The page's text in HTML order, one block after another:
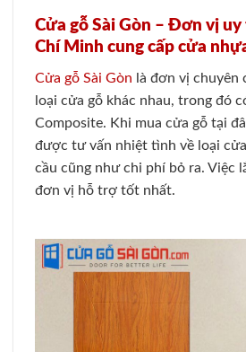
Cửa gỗ Sài Gòn – Đơn vị
Chí Minh cung cấp cửa
Cửa gỗ Sài Gòn là đơn vị chuyên
loại cửa gỗ khác nhau, trong đó
Composite. Khi mua cửa gỗ tại
được tư vấn nhiệt tình về loại
cầu cũng như chi phí bỏ ra. Việc
đơn vị hỗ trợ tốt nhất.